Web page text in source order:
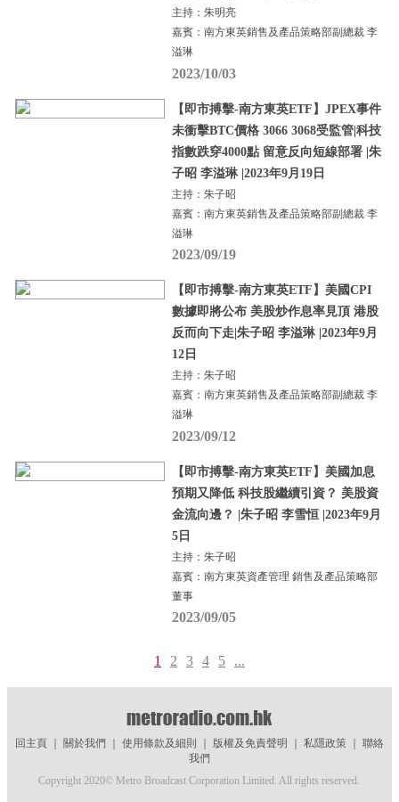
主持：朱明亮
嘉賓：南方東英銷售及產品策略部副總裁 李
溢琳
2023/10/03
【即市搏擊-南方東英ETF】JPEX事件
未衝擊BTC價格 3066 3068受監管|科技
指數跌穿4000點 留意反向短線部署 |朱
子昭 李溢琳 |2023年9月19日
主持：朱子昭
嘉賓：南方東英銷售及產品策略部副總裁 李
溢琳
2023/09/19
【即市搏擊-南方東英ETF】美國CPI
數據即將公布 美股炒作息率見頂 港股
反而向下走|朱子昭 李溢琳 |2023年9月
12日
主持：朱子昭
嘉賓：南方東英銷售及產品策略部副總裁 李
溢琳
2023/09/12
【即市搏擊-南方東英ETF】美國加息
預期又降低 科技股繼續引資？ 美股資
金流向邊？ |朱子昭 李雪恒 |2023年9月
5日
主持：朱子昭
嘉賓：南方東英資產管理 銷售及產品策略部
董事
2023/09/05
1 2 3 4 5 ...
回主頁｜ 關於我們 使用條款及細則 版權及免責聲明 私隱政策｜ 聯絡
我們
Copyright 2020© Metro Broadcast Corporation Limited. All rights reserved.